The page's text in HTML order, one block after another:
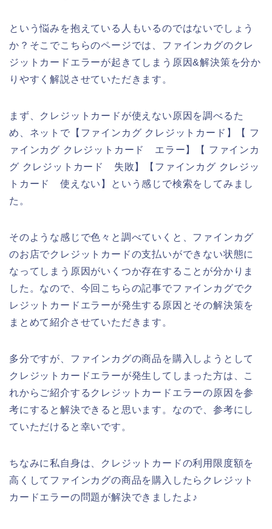
という悩みを抱えている人もいるのではないでしょう
か？そこでこちらのページでは、ファインカグのクレ
ジットカードエラーが起きてしまう原因&解決策を分か
りやすく解説させていただきます。
まず、クレジットカードが使えない原因を調べるた
め、ネットで【ファインカグ クレジットカード】【 フ
ァインカグ クレジットカード エラー】【 ファインカ
グ クレジットカード 失敗】【ファインカグ クレジッ
トカード 使えない】という感じで検索をしてみまし
た。
そのような感じで色々と調べていくと、ファインカグ
のお店でクレジットカードの支払いができない状態に
なってしまう原因がいくつか存在することが分かりま
した。なので、今回こちらの記事でファインカグでク
レジットカードエラーが発生する原因とその解決策を
まとめて紹介させていただきます。
多分ですが、ファインカグの商品を購入しようとして
クレジットカードエラーが発生してしまった方は、こ
れからご紹介するクレジットカードエラーの原因を参
考にすると解決できると思います。なので、参考にし
ていただけると幸いです。
ちなみに私自身は、クレジットカードの利用限度額を
高くしてファインカグの商品を購入したらクレジット
カードエラーの問題が解決できましたよ♪